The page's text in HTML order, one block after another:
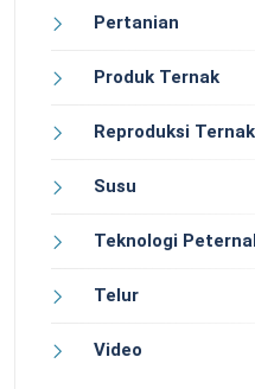
Pertanian
Produk Ternak
Reproduksi Ternak
Susu
Teknologi
Telur
Video